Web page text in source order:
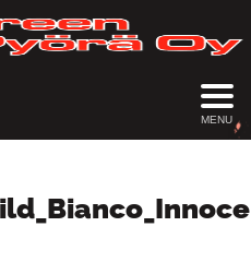
MENU